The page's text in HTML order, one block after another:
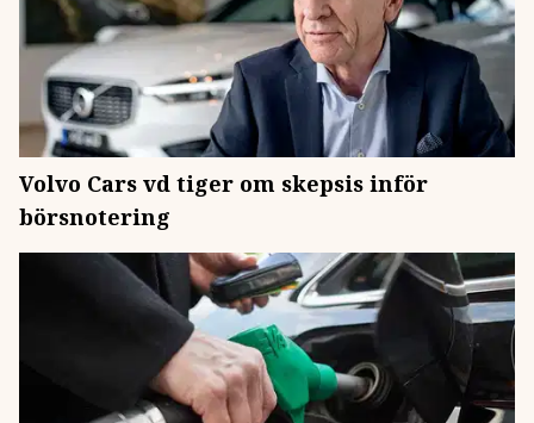
Volvo Cars vd tiger om skepsis inför
börsnotering